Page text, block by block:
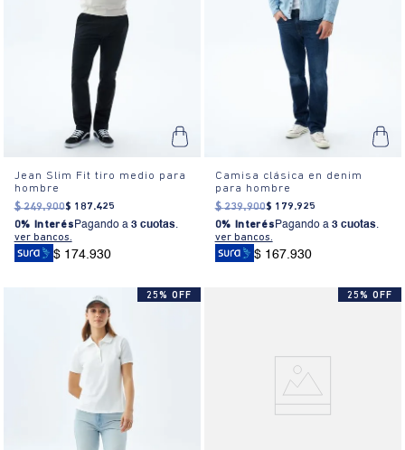
Jean Slim Fit tiro medio para
hombre
$ 249.900$ 187.425
0% Interés Pagando a 3 cuotas.
ver bancos.
$ 174.930
Camisa clásica en denim
para hombre
$ 239.900$ 179.925
0% Interés Pagando a 3 cuotas.
ver bancos.
$ 167.930
25% OFF 25% OFF